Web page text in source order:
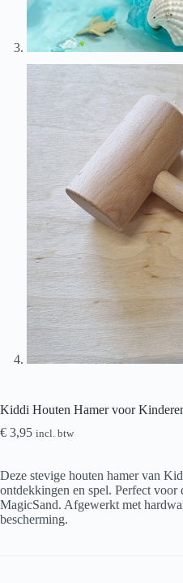
Kiddi Houten Hamer voor
€ 3,95 incl. btw
Deze stevige houten hamer van
ontdekkingen en spel. Perfect
MagicSand. Afgewerkt met
bescherming.